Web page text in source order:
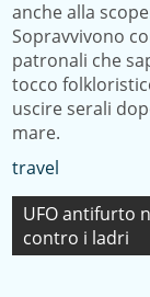
anche alla
Sopravvivono
patronali che
tocco
uscire serali
mare.
travel
articoli
UFO antifurto
contro i ladri